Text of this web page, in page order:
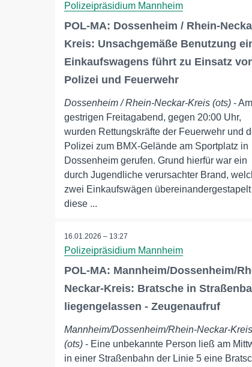
Polizeipräsidium Mannheim
POL-MA: Dossenheim / Rhein-
Kreis: Unsachgemäße Benutzung
Einkaufswagens führt zu Einsatz
Polizei und Feuerwehr
Dossenheim / Rhein-Neckar-Kreis (ots) - Am
gestrigen Freitagabend, gegen 20:00 Uhr,
wurden Rettungskräfte der Feuerwehr und
Polizei zum BMX-Gelände am Sportplatz in
Dossenheim gerufen. Grund hierfür war ein
durch Jugendliche verursachter Brand,
zwei Einkaufswägen übereinandergestapelt
diese ...
16.01.2026 – 13:27
Polizeipräsidium Mannheim
POL-MA: Mannheim/Dossenheim/
Neckar-Kreis: Bratsche in
liegengelassen - Zeugenaufruf
Mannheim/Dossenheim/Rhein-Neckar-Kreis
(ots) - Eine unbekannte Person ließ am
in einer Straßenbahn der Linie 5 eine